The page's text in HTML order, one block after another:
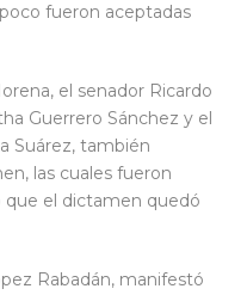
fueron aceptadas
el senador Ricardo
Guerrero Sánchez y el
Suárez, también
las cuales fueron
que el dictamen quedó
Rabadán, manifestó